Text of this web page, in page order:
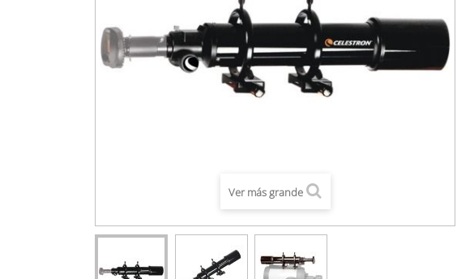
Ver más grande